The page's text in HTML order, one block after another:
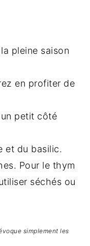
pleine saison
en profiter de
petit côté
et du basilic.
Pour le thym
séchés ou
simplement les